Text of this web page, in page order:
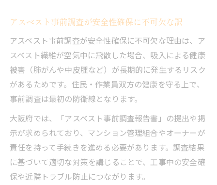
度を解説
マンション大規模修繕費用の抑え方とアス
ベスト調査
アスベスト調査費用に使える支援制度の活
用法
費用抑制につながる補助金・助成金の選び
方
大規模修繕コスト削減を実現する調査の進
め方
マンション大規模修繕と費用最適化のため
アスベスト事前調査が安全性確保に不可欠な訳
アスベスト事前調査が安全性確保に不可欠な理由は、ア
スベスト繊維が空気中に飛散した場合、吸入による健康
被害（肺がんや中皮腫など）が長期的に発生するリスク
があるためです。住民・作業員双方の健康を守る上で、
事前調査は最初の防衛線となります。
大阪府では、「アスベスト事前調査報告書」の提出や掲
示が求められており、マンション管理組合やオーナーが
責任を持って手続きを進める必要があります。調査結果
に基づいて適切な対策を講じることで、工事中の安全確
保や近隣トラブル防止につながります。